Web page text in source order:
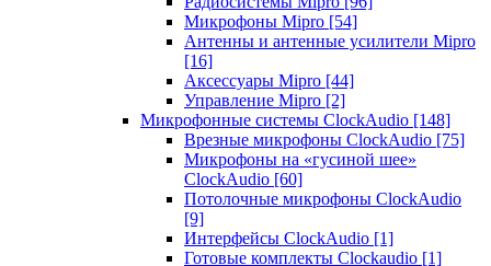
Микрофоны Mipro [54]
Антенны и антенные усилители Mipro
[16]
Аксессуары Mipro [44]
Управление Mipro [2]
Микрофонные системы ClockAudio [148]
Врезные микрофоны ClockAudio [75]
Микрофоны на «гусиной шее»
ClockAudio [60]
Потолочные микрофоны ClockAudio
[9]
Интерфейсы ClockAudio [1]
Готовые комплекты Clockaudio [1]